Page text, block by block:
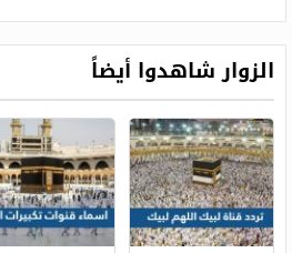
الزوار شاهدوا أيضاً